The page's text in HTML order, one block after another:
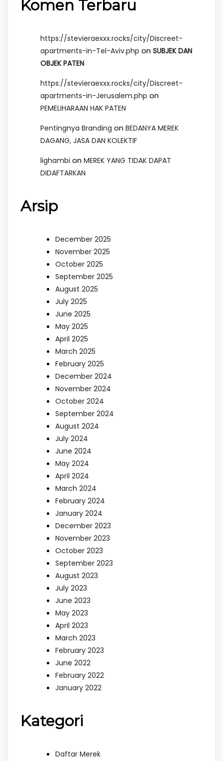
Komen Terbaru
https://stevieraexxx.rocks/city/Discreet-
apartments-in-Tel-Aviv.php on SUBJEK DAN
OBJEK PATEN
https://stevieraexxx.rocks/city/Discreet-
apartments-in-Jerusalem.php on
PEMELIHARAAN HAK PATEN
Pentingnya Branding on BEDANYA MEREK
DAGANG, JASA DAN KOLEKTIF
lighambi on MEREK YANG TIDAK DAPAT
DIDAFTARKAN
Arsip
December 2025
November 2025
October 2025
September 2025
August 2025
July 2025
June 2025
May 2025
April 2025
March 2025
February 2025
December 2024
November 2024
October 2024
September 2024
August 2024
July 2024
June 2024
May 2024
April 2024
March 2024
February 2024
January 2024
December 2023
November 2023
October 2023
September 2023
August 2023
July 2023
June 2023
May 2023
April 2023
March 2023
February 2023
June 2022
February 2022
January 2022
Kategori
Daftar Merek